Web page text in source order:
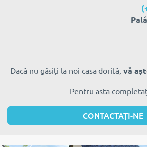
Dacă nu găsiți la noi casa dorită, vă
Pentru asta
CONTACTAȚI-NE